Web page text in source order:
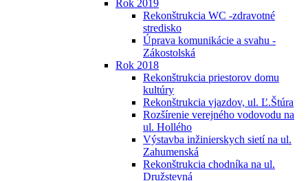
Rok 2019
Rekonštrukcia WC -zdravotné
stredisko
Úprava komunikácie a svahu -
Zákostolská
Rok 2018
Rekonštrukcia priestorov domu
kultúry
Rekonštrukcia vjazdov, ul. Ľ.Štúra
Rozšírenie verejného vodovodu na
ul. Hollého
Výstavba inžinierskych sietí na ul.
Zahumenská
Rekonštrukcia chodníka na ul.
Družstevná